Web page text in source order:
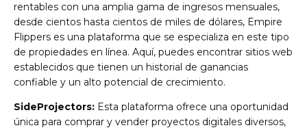
rentables con una amplia gama de ingresos mensuales,
desde cientos hasta cientos de miles de dólares, Empire
Flippers es una plataforma que se especializa en este tipo
de propiedades en línea. Aquí, puedes encontrar sitios web
establecidos que tienen un historial de ganancias
confiable y un alto potencial de crecimiento.
SideProjectors: Esta plataforma ofrece una oportunidad
única para comprar y vender proyectos digitales diversos,